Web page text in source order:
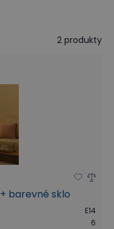
2 produkty
barevné sklo
E14
6